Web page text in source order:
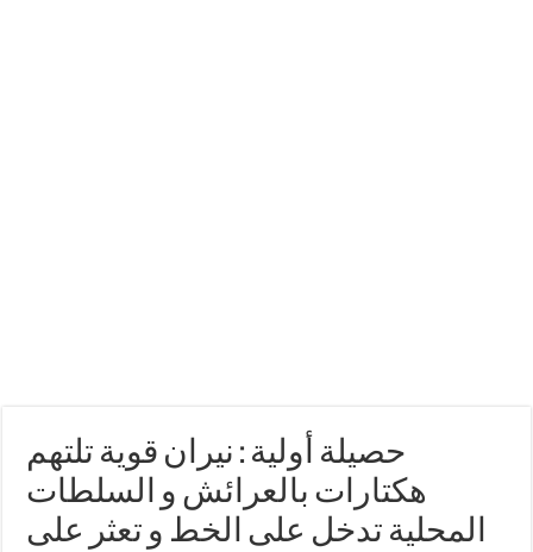
حصيلة أولية : نيران قوية تلتهم
هكتارات بالعرائش و السلطات
المحلية تدخل على الخط و تعثر على